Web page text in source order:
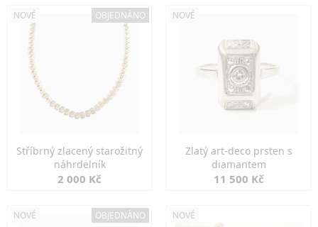
NOVÉ OBJEDNÁNO
Stříbrný zlacený starožitný
náhrdelník
2 000 Kč
NOVÉ
Zlatý art-deco prsten s
diamantem
11 500 Kč
NOVÉ OBJEDNÁNO NOVÉ